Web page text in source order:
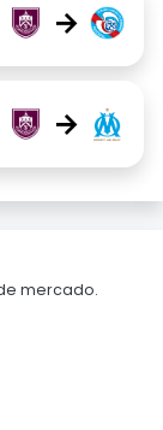
→
→
mercado.